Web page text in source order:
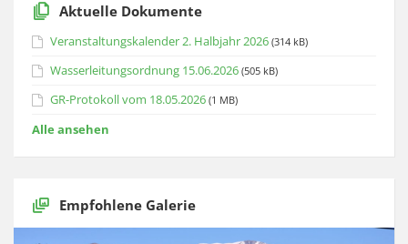
Aktuelle Dokumente
Veranstaltungskalender 2. Halbjahr 2026 (314 kB)
Wasserleitungsordnung 15.06.2026 (505 kB)
GR-Protokoll vom 18.05.2026 (1 MB)
Alle ansehen
Empfohlene Galerie